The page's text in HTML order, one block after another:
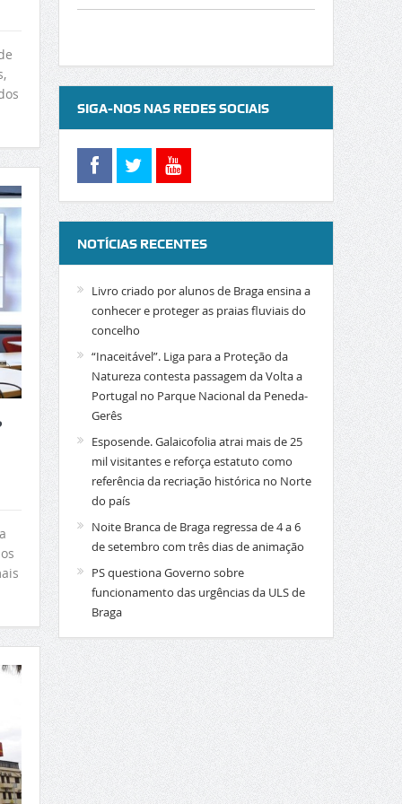
SIGA-NOS NAS REDES SOCIAIS
NOTÍCIAS RECENTES
Livro criado por alunos de Braga ensina a
conhecer e proteger as praias fluviais do
concelho
“Inaceitável”. Liga para a Proteção da
Natureza contesta passagem da Volta a
Portugal no Parque Nacional da Peneda-
Gerês
Esposende. Galaicofolia atrai mais de 25
mil visitantes e reforça estatuto como
referência da recriação histórica no Norte
do país
Noite Branca de Braga regressa de 4 a 6
de setembro com três dias de animação
PS questiona Governo sobre
funcionamento das urgências da ULS de
Braga